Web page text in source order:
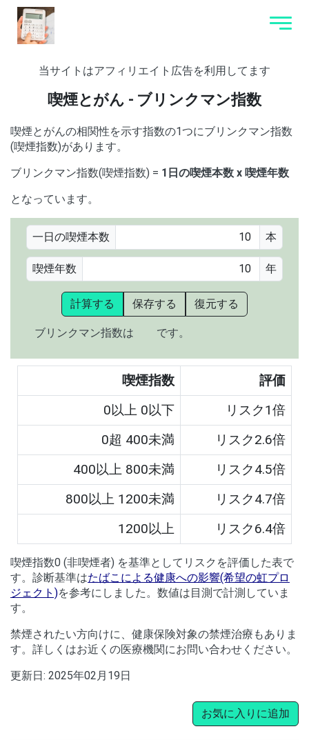
当サイトはアフィリエイト広告を利用してます
喫煙とがん - ブリンクマン指数
喫煙とがんの相関性を示す指数の1つにブリンクマン指数
(喫煙指数)があります。
ブリンクマン指数(喫煙指数) = 1日の喫煙本数 x 喫煙年数
となっています。
一日の喫煙本数 本
喫煙年数 年
計算する 保存する 復元する
ブリンクマン指数は です。
喫煙指数
評価
0以上 0以下
リスク1倍
0超 400未満
リスク2.6倍
400以上 800未満
リスク4.5倍
800以上 1200未満
リスク4.7倍
1200以上
リスク6.4倍
喫煙指数0 (非喫煙者) を基準としてリスクを評価した表で
す。診断基準はたばこによる健康への影響(希望の虹プロ
ジェクト)を参考にしました。数値は目測で計測していま
す。
禁煙されたい方向けに、健康保険対象の禁煙治療もありま
す。詳しくはお近くの医療機関にお問い合わせください。
更新日: 2025年02月19日
お気に入りに追加